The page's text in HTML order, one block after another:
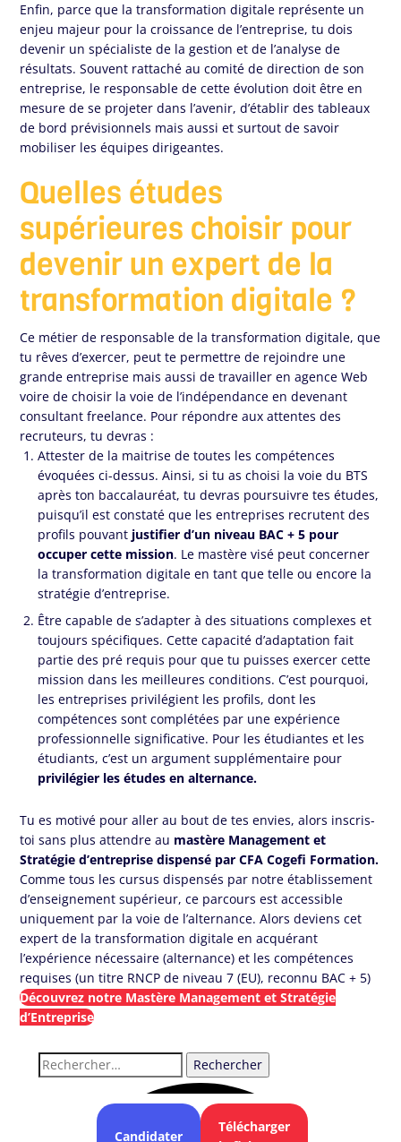
Enfin, parce que la transformation digitale représente un
enjeu majeur pour la croissance de l’entreprise, tu dois
devenir un spécialiste de la gestion et de l’analyse de
résultats. Souvent rattaché au comité de direction de son
entreprise, le responsable de cette évolution doit être en
mesure de se projeter dans l’avenir, d’établir des tableaux
de bord prévisionnels mais aussi et surtout de savoir
mobiliser les équipes dirigeantes.
Quelles études
supérieures choisir pour
devenir un expert de la
transformation digitale ?
Ce métier de responsable de la transformation digitale, que
tu rêves d’exercer, peut te permettre de rejoindre une
grande entreprise mais aussi de travailler en agence Web
voire de choisir la voie de l’indépendance en devenant
consultant freelance. Pour répondre aux attentes des
recruteurs, tu devras :
Attester de la maitrise de toutes les compétences
évoquées ci-dessus. Ainsi, si tu as choisi la voie du BTS
après ton baccalauréat, tu devras poursuivre tes études,
puisqu’il est constaté que les entreprises recrutent des
profils pouvant justifier d’un niveau BAC + 5 pour
occuper cette mission. Le mastère visé peut concerner
la transformation digitale en tant que telle ou encore la
stratégie d’entreprise.
Être capable de s’adapter à des situations complexes et
toujours spécifiques. Cette capacité d’adaptation fait
partie des pré requis pour que tu puisses exercer cette
mission dans les meilleures conditions. C’est pourquoi,
les entreprises privilégient les profils, dont les
compétences sont complétées par une expérience
professionnelle significative. Pour les étudiantes et les
étudiants, c’est un argument supplémentaire pour
privilégier les études en alternance.
Tu es motivé pour aller au bout de tes envies, alors inscris-
toi sans plus attendre au mastère Management et
Stratégie d’entreprise dispensé par CFA Cogefi Formation.
Comme tous les cursus dispensés par notre établissement
d’enseignement supérieur, ce parcours est accessible
uniquement par la voie de l’alternance. Alors deviens cet
expert de la transformation digitale en acquérant
l’expérience nécessaire (alternance) et les compétences
requises (un titre RNCP de niveau 7 (EU), reconnu BAC + 5)
Découvrez notre Mastère Management et Stratégie
d’Entreprise
Rechercher :
Candidater
Télécharger